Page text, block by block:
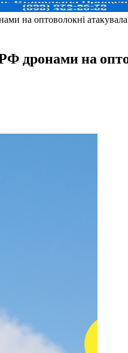
на оптоволокні
дронами на